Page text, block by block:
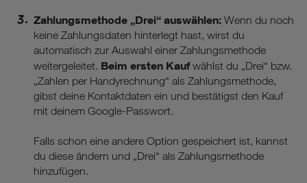
Zahlungsmethode „Drei“ auswählen: Wenn du noch
keine Zahlungsdaten hinterlegt hast, wirst du
automatisch zur Auswahl einer Zahlungsmethode
weitergeleitet. Beim ersten Kaufwählst du „Drei“ bzw.
„Zahlen per Handyrechnung“ als Zahlungsmethode,
gibst deine Kontaktdaten ein und bestätigst den Kauf
mit deinem Google-Passwort.
Falls schon eine andere Option gespeichert ist, kannst
du diese ändern und „Drei“ als Zahlungsmethode
hinzufügen.